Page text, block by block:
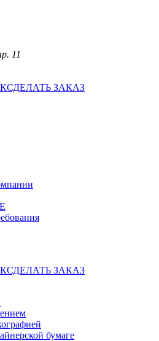
11
СДЕЛАТЬ ЗАКАЗ
СДЕЛАТЬ ЗАКАЗ
бумаге